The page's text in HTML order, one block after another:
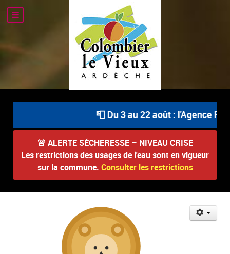
📮 Du 3 au 22 août : l'Agence
🚨 ALERTE SÉCHERESSE – NIVEAU CRISE
Les restrictions des usages de l'eau sont en vigueur
sur la commune. Consulter les restrictions